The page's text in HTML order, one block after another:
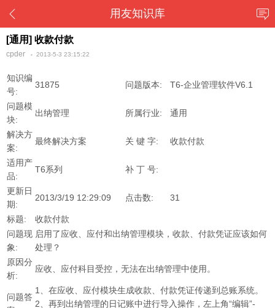
用友知识库
[通用] 收款付款
cpder 2013-5-3 23:15:22
知识编
号:
31875 问题版本: T6-企业管理软件V6.1
问题模
块:
出纳管理 所属行业: 通用
解决方
案:
最终解决方案 关 键 字: 收款付款
适用产
品:
T6系列 补 丁 号:
更新日
期:
2013/3/19 12:29:09 点击数: 31
标题:
收款付款
问题现
象:
启用了应收、应付和出纳管理模块，收款、付款凭证应该如何
处理？
原因分
析:
应收、应付科目受控，无法在出纳管理中使用。
问题答
1、在应收、应付模块生成收款、付款凭证传递到总账系统。
2、再到出纳管理的日记账中进行导入操作，左上角“编辑”-